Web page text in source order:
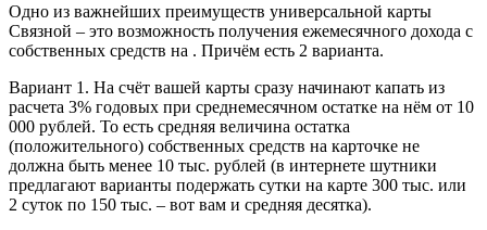
Одно из важнейших преимуществ универсальной карты
Связной – это возможность получения ежемесячного дохода с
собственных средств на . Причём есть 2 варианта.
Вариант 1. На счёт вашей карты сразу начинают капать из
расчета 3% годовых при среднемесячном остатке на нём от 10
000 рублей. То есть средняя величина остатка
(положительного) собственных средств на карточке не
должна быть менее 10 тыс. рублей (в интернете шутники
предлагают варианты подержать сутки на карте 300 тыс. или
2 суток по 150 тыс. – вот вам и средняя десятка).